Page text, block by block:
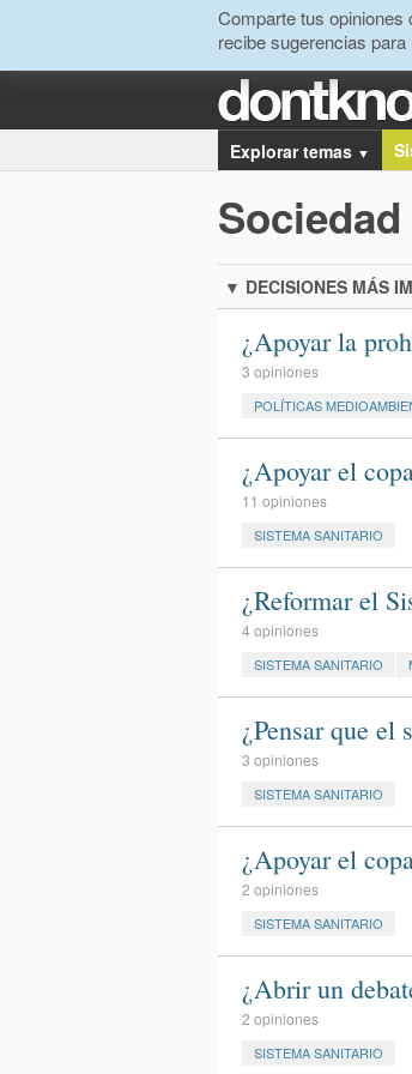
Comparte tus
recibe sugerencias
Explorar temas ▼
▼ DECISIONES MÁS
¿Apoyar la
3 opiniones
POLÍTICAS
¿Apoyar el
11 opiniones
SISTEMA SANITARIO
¿Reformar el
4 opiniones
SISTEMA SANITARIO
¿Pensar que el
3 opiniones
SISTEMA SANITARIO
¿Apoyar el
2 opiniones
SISTEMA SANITARIO
¿Abrir un
2 opiniones
SISTEMA SANITARIO